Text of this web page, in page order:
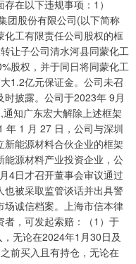
在以下违规事项：1）
团股份有限公司(以下简称
化工有限责任公司股权的框
让子公司清水河县同蒙化工
股权，并于同日将同蒙化工
1.2亿元保证金。公司未召
披露。公司于2023年 9月
知广东宏大解除上述框架
年 1 月 27 日，公司与深圳
能源材料合伙企业的框架
源材料产业投资企业，公
4日才召开董事会审议通过
被采取监管谈话并出具警
诚信档案。上海市信本律
者，可发起索赔：（1）于
无论在2024年1月30日及
前买入且有持仓，无论在